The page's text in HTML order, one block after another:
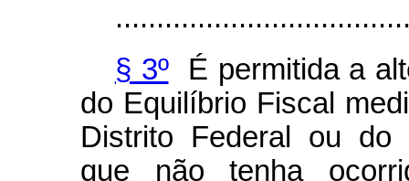
§ 3ºÉ permitida a
do Equilíbrio Fiscal
Distrito Federal ou do
que não tenha